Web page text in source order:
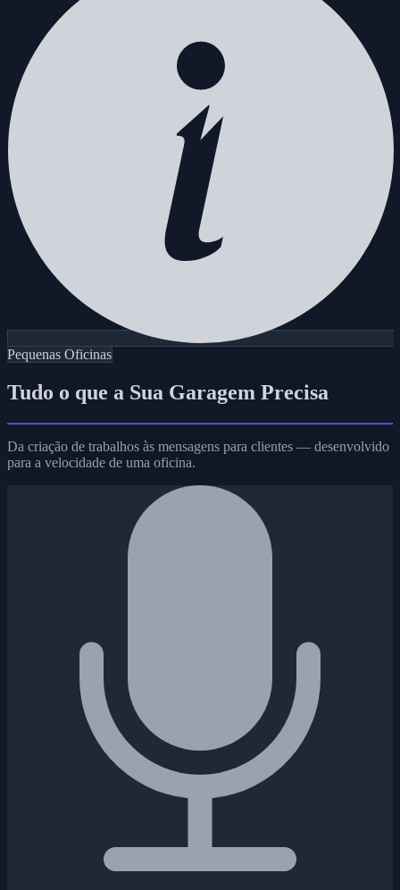
Pequenas Oficinas
Tudo o que a Sua Garagem Precisa
Da criação de trabalhos às mensagens para clientes — desenvolvido
para a velocidade de uma oficina.